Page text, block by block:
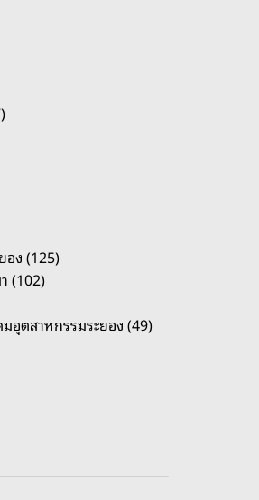
อง (125)
(102)
อุตสาหกรรมระยอง (49)